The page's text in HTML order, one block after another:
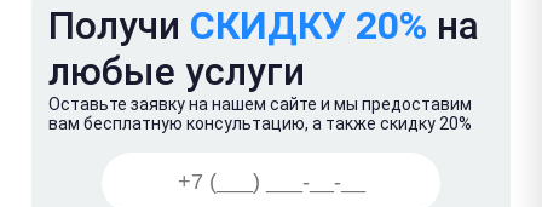
Получи СКИДКУ 20% на
любые услуги
Оставьте заявку на нашем сайте и мы предоставим
вам бесплатную консультацию, а также скидку 20%